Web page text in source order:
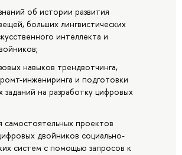
об истории развития
больших лингвистических
интеллекта и
навыков трендвотчинга,
инжениринга и подготовки
заданий на разработку цифровых
самостоятельных проектов
двойников социально-
систем с помощью запросов к